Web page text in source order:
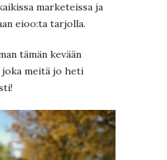
marketeissa ja
eioo:ta tarjolla.
tämän kevään
joka meitä jo heti